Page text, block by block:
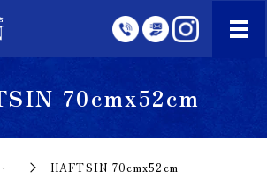
70cmx52cm
HAFTSIN 70cmx52cm